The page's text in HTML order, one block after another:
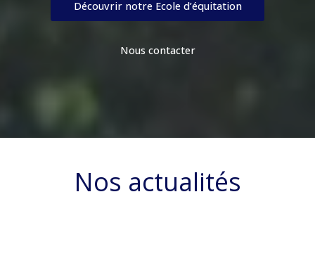
Découvrir notre Ecole d’équitation
Nous contacter
Nos actualités